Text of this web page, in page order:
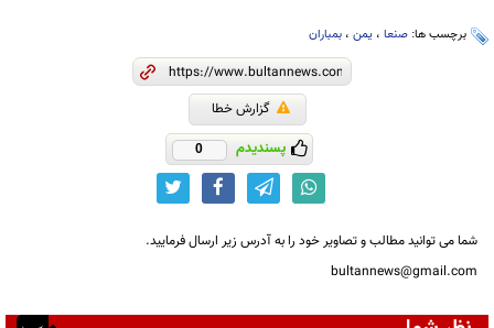
برچسب ها: صنعا ، یمن ، بمباران
گزارش خطا
پسندیدم 0
شما می توانید مطالب و تصاویر خود را به آدرس زیر ارسال فرمایید.
bultannews@gmail.com